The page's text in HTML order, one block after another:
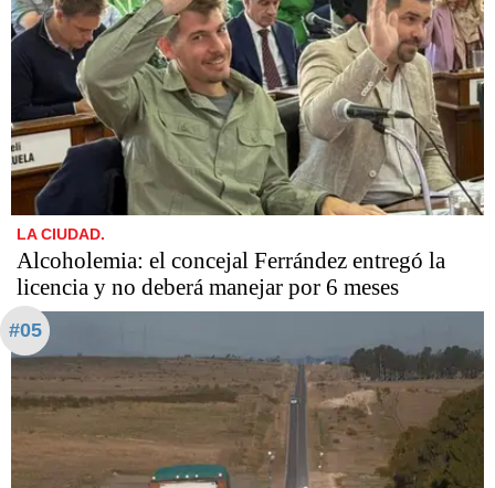
LA CIUDAD.
Alcoholemia: el concejal Ferrández entregó la
licencia y no deberá manejar por 6 meses
#05